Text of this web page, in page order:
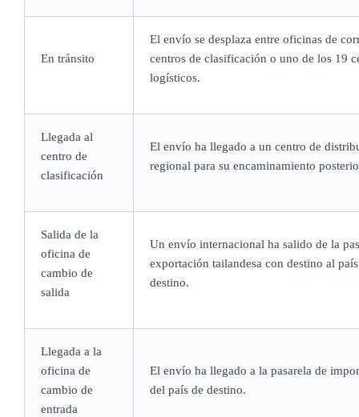
En tránsito
El envío se desplaza entre oficinas de
centros de clasificación o uno de los 19
logísticos.
Llegada al
centro de
clasificación
El envío ha llegado a un centro de
regional para su encaminamiento
Salida de la
oficina de
cambio de
salida
Un envío internacional ha salido de la
exportación tailandesa con destino al
destino.
Llegada a la
oficina de
cambio de
entrada
El envío ha llegado a la pasarela de
del país de destino.